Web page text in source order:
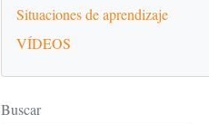
Situaciones de aprendizaje
VÍDEOS
Buscar